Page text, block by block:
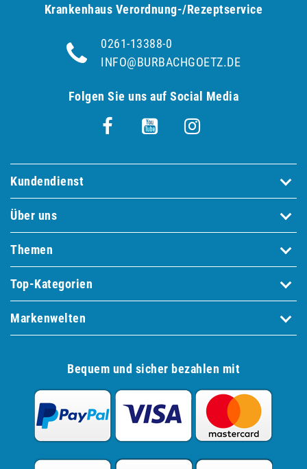
Krankenhaus Verordnung-/Rezeptservice
0261-13388-0
INFO@BURBACHGOETZ.DE
Folgen Sie uns auf Social Media
Kundendienst
Über uns
Themen
Top-Kategorien
Markenwelten
Bequem und sicher bezahlen mit